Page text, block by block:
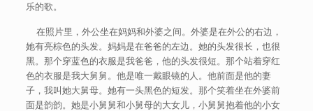
乐的歌。
在照片里，外公坐在妈妈和外婆之间。外婆是在外公的右边，
她有亮棕色的头发。妈妈是在爸爸的左边。她的头发很长，也很
黑。那个穿蓝色的衣服是我爸爸，他的头发很短。那个站着穿红
色的衣服是我大舅舅。他是唯一戴眼镜的人。他前面是他的妻
子，我叫她大舅母。她有一头黑色的短发。那个笑着坐在外婆前
面是韵韵。她是小舅舅和小舅母的大女儿，小舅舅抱着他的小女